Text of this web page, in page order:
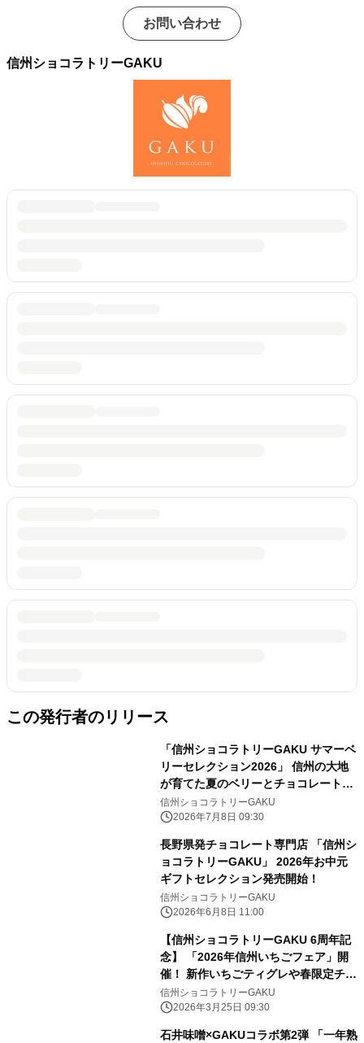
お問い合わせ
信州ショコラトリーGAKU
この発行者のリリース
「信州ショコラトリーGAKU サマーベ
リーセレクション2026」 信州の大地
が育てた夏のベリーとチョコレートの
出会い
信州ショコラトリーGAKU
2026年7月8日 09:30
長野県発チョコレート専門店 「信州シ
ョコラトリーGAKU」 2026年お中元
ギフトセレクション発売開始！
信州ショコラトリーGAKU
2026年6月8日 11:00
【信州ショコラトリーGAKU 6周年記
念】 「2026年信州いちごフェア」開
催！ 新作いちごティグレや春限定チョ
コサンドなど全3種を展開
信州ショコラトリーGAKU
2026年3月25日 09:30
石井味噌×GAKUコラボ第2弾 「一年熟